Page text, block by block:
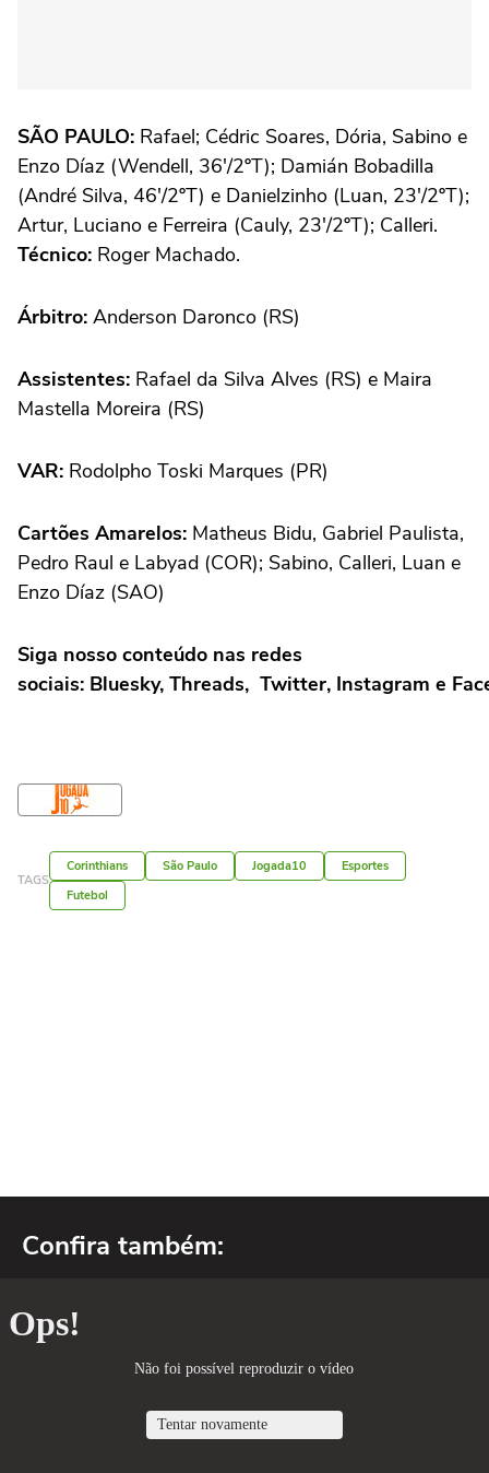
SÃO PAULO: Rafael; Cédric Soares, Dória, Sabino e
Enzo Díaz (Wendell, 36'/2ºT); Damián Bobadilla
(André Silva, 46'/2ºT) e Danielzinho (Luan, 23'/2ºT);
Artur, Luciano e Ferreira (Cauly, 23'/2ºT); Calleri.
Técnico: Roger Machado.
Árbitro: Anderson Daronco (RS)
Assistentes: Rafael da Silva Alves (RS) e Maira
Mastella Moreira (RS)
VAR: Rodolpho Toski Marques (PR)
Cartões Amarelos: Matheus Bidu, Gabriel Paulista,
Pedro Raul e Labyad (COR); Sabino, Calleri, Luan e
Enzo Díaz (SAO)
Siga nosso conteúdo nas redes
sociais: Bluesky, Threads, Twitter, Instagram e
TAGS
Corinthians São Paulo Jogada10
Esportes
Futebol
Confira também: